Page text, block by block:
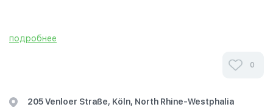
подробнее
0
205 Venloer Straße, Köln, North Rhine-Westphalia